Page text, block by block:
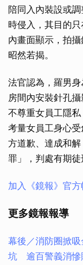
陪同入內裝設或
時侵入，其目的
內畫面顯示，拍
昭然若揭。
法官認為，羅男
房間內安裝針孔
不尊重女員工隱私
考量女員工身心
方道歉、達成和
罪」，判處有期徒
加入《鏡報》官
更多鏡報報導
幕後／消防圈掀
坑 逾百警義消慘